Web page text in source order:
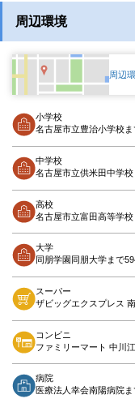
周辺環境
周辺
小学校
名古屋市立豊治小学校ま
中学校
名古屋市立供米田中学校
高校
名古屋市立富田高等学校
大学
同朋学園同朋大学まで
スーパー
ザビッグエクスプレス
コンビニ
ファミリーマート 中川
病院
医療法人幸会南陽病院ま